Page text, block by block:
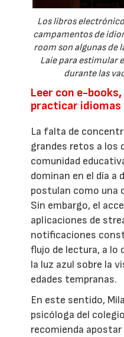
Los libros
campamentos de
room son algunas de
Laie para estimular
durante las
Leer con e-
practicar idiomas
La falta de
grandes retos a los
comunidad
dominan en el día a
postulan como una
Sin embargo, el
aplicaciones de
notificaciones
flujo de lectura, a lo
la luz azul sobre la
edades tempranas.
En este sentido,
psicóloga del
recomienda